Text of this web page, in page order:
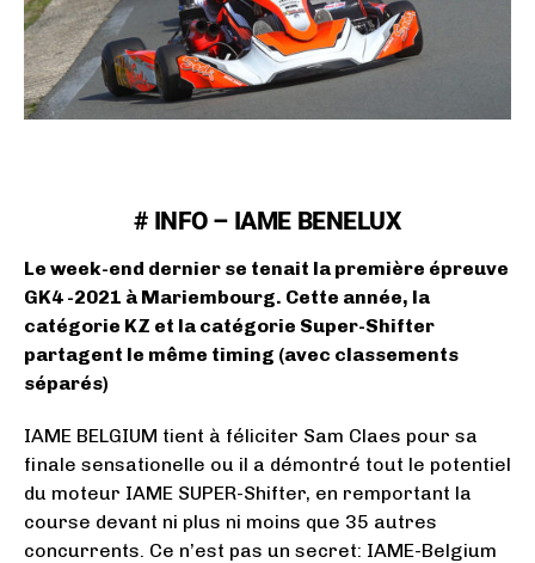
# INFO – IAME BENELUX
Le week-end dernier se tenait la première épreuve
GK4 -2021 à Mariembourg. Cette année, la
catégorie KZ et la catégorie Super-Shifter
partagent le même timing (avec classements
séparés)
IAME BELGIUM tient à féliciter Sam Claes pour sa
finale sensationelle ou il a démontré tout le potentiel
du moteur IAME SUPER-Shifter, en remportant la
course devant ni plus ni moins que 35 autres
concurrents. Ce n’est pas un secret: IAME-Belgium